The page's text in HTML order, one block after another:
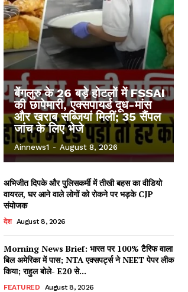
बेंगलुरु के 26 बड़े होटलों में FSSAI
की छापेमारी, एक्सपायर्ड दूध-मांस
और खराब सब्जियां मिलीं; 35 सैंपल
जांच के लिए भेजे
Ainnews1 - August 8, 2026
अभिजीत दिपके और पुलिसकर्मी में तीखी बहस का वीडियो
वायरल, घर आने वाले लोगों को रोकने पर भड़के CJP
संयोजक
देश August 8, 2026
Morning News Brief: भारत पर 100% टैरिफ वाला
बिल अमेरिका में पास; NTA एक्सपर्ट्स ने NEET पेपर लीक
किया; राहुल बोले- E20 से...
FEATURED August 8, 2026